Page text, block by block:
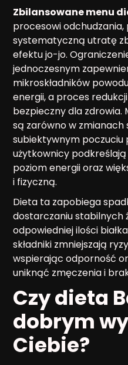
Zbilansowane menu
procesowi
systematyczną utratę
efektu jo-jo.
jednoczesnym
mikroskładników
energii, a proces
bezpieczny dla
są zarówno w zmianach
subiektywnym
użytkownicy
poziom energii oraz
i fizyczną.
Dieta ta zapobiega
dostarczaniu stabilnych
odpowiedniej ilości
składniki zmniejszają
wspierając odporność
uniknąć zmęczenia i
Czy dieta
dobrym
Ciebie?